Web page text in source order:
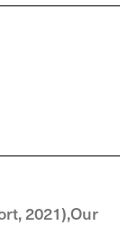
2021),Our